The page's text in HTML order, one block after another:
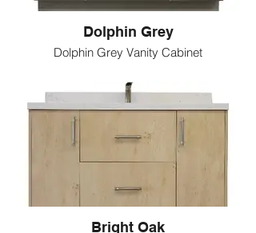
Dolphin Grey
Dolphin Grey Vanity Cabinet
Bright Oak